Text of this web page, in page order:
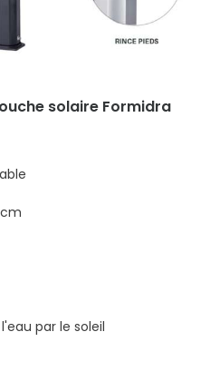
solaire Formidra
par le soleil